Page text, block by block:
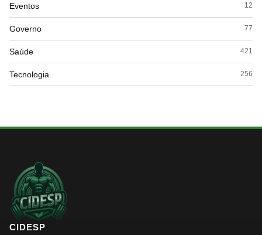
Eventos 12
Governo 77
Saúde 421
Tecnologia 256
CIDESP